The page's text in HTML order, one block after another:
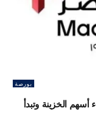
بورصة
الخزينة وتبدأ